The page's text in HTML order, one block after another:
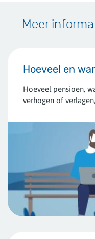
Meer
Hoeveel en
Hoeveel pensioen,
verhogen of